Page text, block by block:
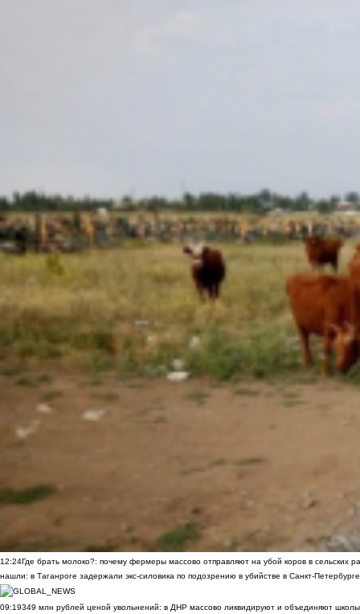
12:24Где брать молоко?: почему фермеры массово отправляют на убой коров в сельских
нашли: в Таганроге задержали экс-силовика по подозрению в убийстве в Санкт-Петербурге
09:19349 млн рублей ценой увольнений: в ДНР массово ликвидируют и объединяют